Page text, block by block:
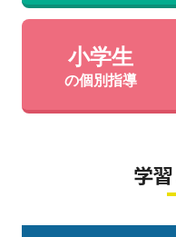
小学生
の個別指導
学